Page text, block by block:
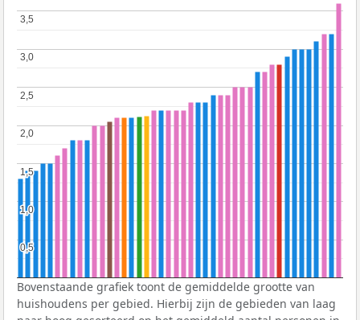
0,5
0,5
1,0
1,0
1,5
1,5
2,0
2,0
2,5
2,5
3,0
3,0
3,5
3,5
Bovenstaande grafiek toont de gemiddelde grootte van
huishoudens per gebied. Hierbij zijn de gebieden van laag